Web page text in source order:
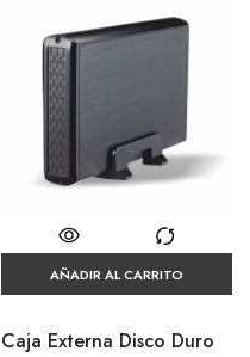
AÑADIR AL CARRITO
Caja Externa Disco Duro